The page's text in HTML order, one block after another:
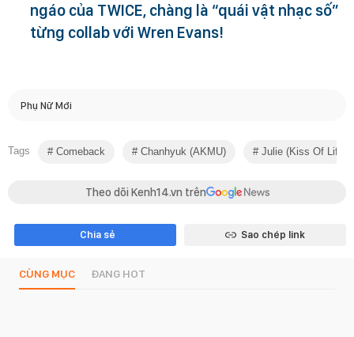
ngáo của TWICE, chàng là “quái vật nhạc số”
từng collab với Wren Evans!
Phụ Nữ Mới
Tags Comeback Chanhyuk (AKMU) Julie (kiss Of Life)
Theo dõi Kenh14.vn trên
Chia sẻ Sao chép link
CÙNG MỤC ĐANG HOT